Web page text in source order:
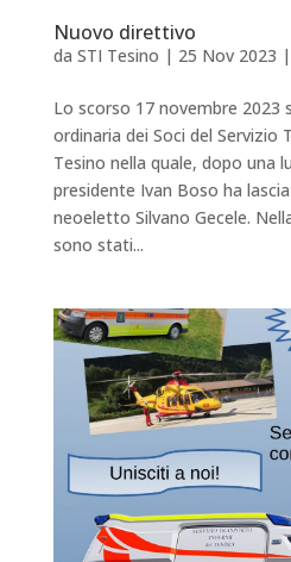
Nuovo direttivo
da STI Tesino | 25 Nov 2023 |
Lo scorso 17 novembre 2023
ordinaria dei Soci del Servizio
Tesino nella quale, dopo una
presidente Ivan Boso ha
neoeletto Silvano Gecele.
sono stati...